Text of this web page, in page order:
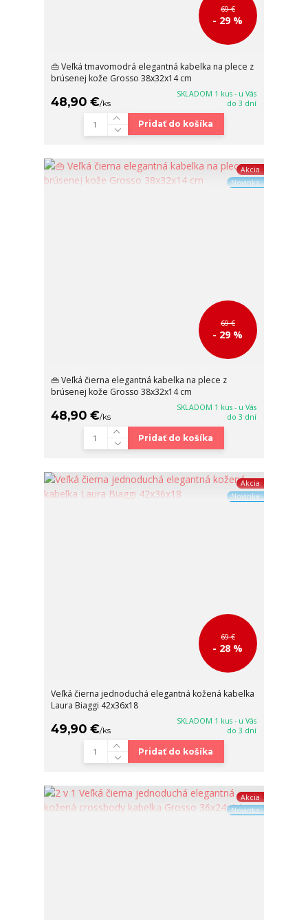
69 €
- 29 %
👜 Veľká tmavomodrá elegantná kabelka na plece z
brúsenej kože Grosso 38x32x14 cm
48,90 €/ks
SKLADOM 1 kus - u Vás
do 3 dní
Pridať do košíka
Akcia
Novinka
69 €
- 29 %
👜 Veľká čierna elegantná kabelka na plece z
brúsenej kože Grosso 38x32x14 cm
48,90 €/ks
SKLADOM 1 kus - u Vás
do 3 dní
Pridať do košíka
Akcia
Novinka
69 €
- 28 %
Veľká čierna jednoduchá elegantná kožená kabelka
Laura Biaggi 42x36x18
49,90 €/ks
SKLADOM 1 kus - u Vás
do 3 dní
Pridať do košíka
Akcia
Novinka